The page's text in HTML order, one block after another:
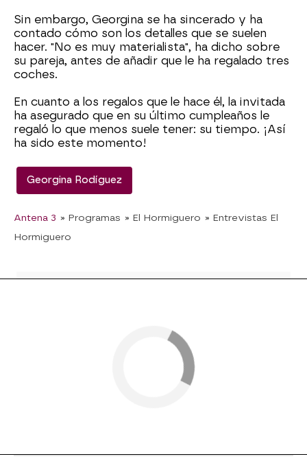
Sin embargo, Georgina se ha sincerado y ha
contado cómo son los detalles que se suelen
hacer. "No es muy materialista", ha dicho sobre
su pareja, antes de añadir que le ha regalado tres
coches.
En cuanto a los regalos que le hace él, la invitada
ha asegurado que en su último cumpleaños le
regaló lo que menos suele tener: su tiempo. ¡Así
ha sido este momento!
Georgina Rodíguez
Antena 3 » Programas » El Hormiguero » Entrevistas El
Hormiguero